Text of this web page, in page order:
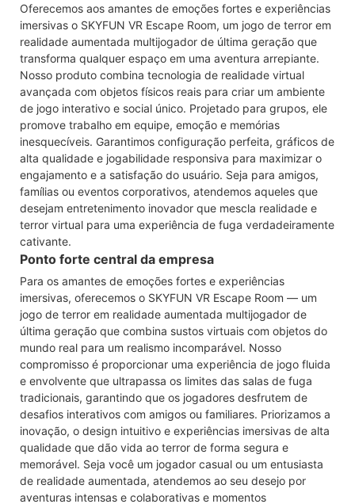
Oferecemos aos amantes de emoções fortes e experiências
imersivas o SKYFUN VR Escape Room, um jogo de terror em
realidade aumentada multijogador de última geração que
transforma qualquer espaço em uma aventura arrepiante.
Nosso produto combina tecnologia de realidade virtual
avançada com objetos físicos reais para criar um ambiente
de jogo interativo e social único. Projetado para grupos, ele
promove trabalho em equipe, emoção e memórias
inesquecíveis. Garantimos configuração perfeita, gráficos de
alta qualidade e jogabilidade responsiva para maximizar o
engajamento e a satisfação do usuário. Seja para amigos,
famílias ou eventos corporativos, atendemos aqueles que
desejam entretenimento inovador que mescla realidade e
terror virtual para uma experiência de fuga verdadeiramente
cativante.
Ponto forte central da empresa
Para os amantes de emoções fortes e experiências
imersivas, oferecemos o SKYFUN VR Escape Room — um
jogo de terror em realidade aumentada multijogador de
última geração que combina sustos virtuais com objetos do
mundo real para um realismo incomparável. Nosso
compromisso é proporcionar uma experiência de jogo fluida
e envolvente que ultrapassa os limites das salas de fuga
tradicionais, garantindo que os jogadores desfrutem de
desafios interativos com amigos ou familiares. Priorizamos a
inovação, o design intuitivo e experiências imersivas de alta
qualidade que dão vida ao terror de forma segura e
memorável. Seja você um jogador casual ou um entusiasta
de realidade aumentada, atendemos ao seu desejo por
aventuras intensas e colaborativas e momentos